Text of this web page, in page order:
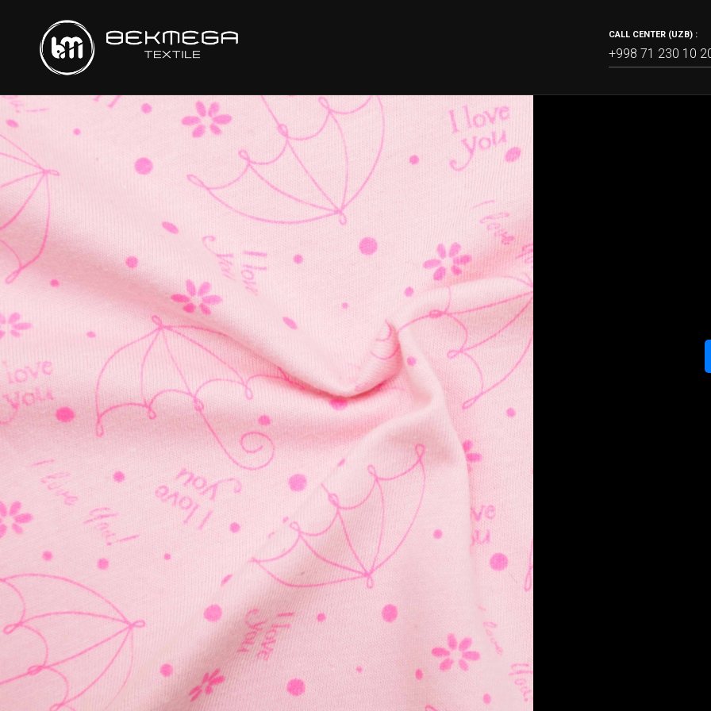
CALL CENTER (UZB) :
+998 71 230 10